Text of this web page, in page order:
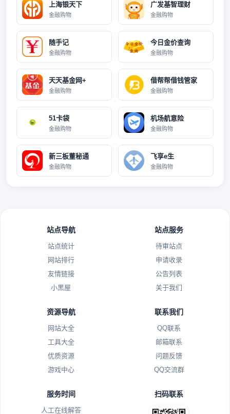
上海银天下
金融购物
广发基智理财
金融购物
随手记
金融购物
今日金价查询
金融购物
天天基金网+
金融购物
借帮帮借钱管家
金融购物
51卡袋
金融购物
机场航意险
金融购物
新三板董秘通
金融购物
飞享e生
金融购物
站点导航
站点统计
网站排行
友情链接
小黑屋
站点服务
待审站点
申请收录
公告列表
关于我们
资源导航
网站大全
工具大全
优质资源
游戏中心
联系我们
QQ联系
邮箱联系
问题反馈
QQ交流群
服务时间
人工在线解答
扫码联系